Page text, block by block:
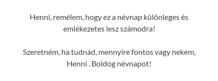
Henni, remélem, hogy ez a névnap különleges és
emlékezetes lesz számodra!
Szeretném, ha tudnád, mennyire fontos vagy nekem,
Henni . Boldog névnapot!